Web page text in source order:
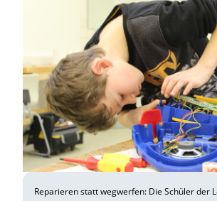
Reparieren statt wegwerfen: Die Schüler der